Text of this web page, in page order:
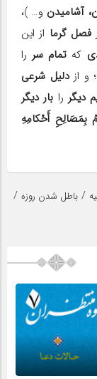
آشامیدن و… )،
فصل گرما از این
که تمام سررا
و ازدلیل شرعى
دیگر را بار دیگر
بِمَصَالِحِ أَحْکامِهِ
/ باطل شدن روزه /